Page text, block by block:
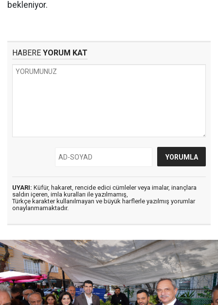
bekleniyor.
HABERE YORUM KAT
UYARI: Küfür, hakaret, rencide edici cümleler veya imalar, inançlara
saldırı içeren, imla kuralları ile yazılmamış,
Türkçe karakter kullanılmayan ve büyük harflerle yazılmış yorumlar
onaylanmamaktadır.